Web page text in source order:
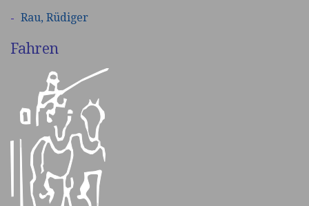
Rau, Rüdiger
Fahren